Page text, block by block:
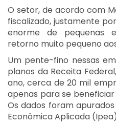
O setor, de acordo com
fiscalizado, justamente
enorme de pequenas
retorno muito pequeno
Um pente-fino nessas
planos da Receita
ano, cerca de 20 mil
apenas para se
Os dados foram
Econômica Aplicada